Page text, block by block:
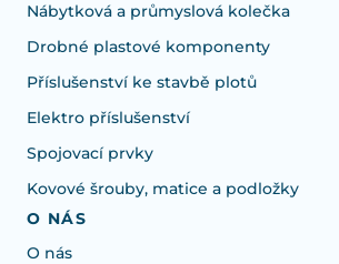
Nábytková a průmyslová kolečka
Drobné plastové komponenty
Příslušenství ke stavbě plotů
Elektro příslušenství
Spojovací prvky
Kovové šrouby, matice a podložky
O NÁS
O nás